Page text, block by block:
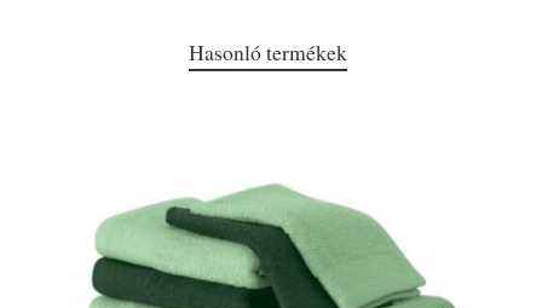
Hasonló termékek